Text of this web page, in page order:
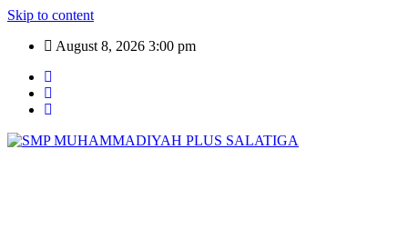
Skip to content
August 8, 2026 3:00 pm